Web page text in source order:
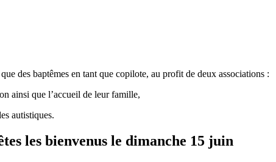
des baptêmes en tant que copilote, au profit de deux associations :
ainsi que l’accueil de leur famille,
autistiques.
les bienvenus le dimanche 15 juin